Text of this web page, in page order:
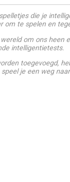
die je
om te spelen en
om ons heen
intelligentietests.
toegevoegd,
je een weg